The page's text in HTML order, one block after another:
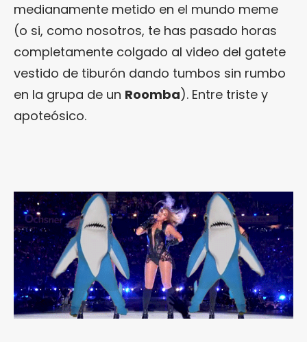
medianamente metido en el mundo meme
(o si, como nosotros, te has pasado horas
completamente colgado al video del gatete
vestido de tiburón dando tumbos sin rumbo
en la grupa de un Roomba). Entre triste y
apoteósico.